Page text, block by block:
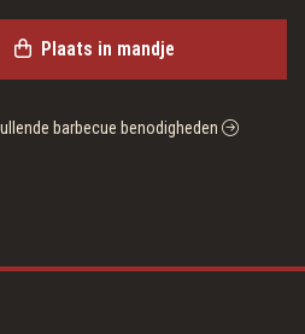
Plaats in mandje
barbecue benodigheden